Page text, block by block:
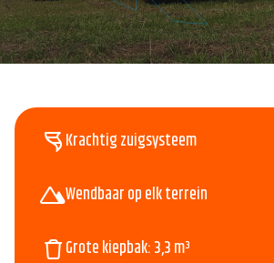
Krachtig zuigsysteem
Wendbaar op elk terrein
Grote kiepbak: 3,3 m³